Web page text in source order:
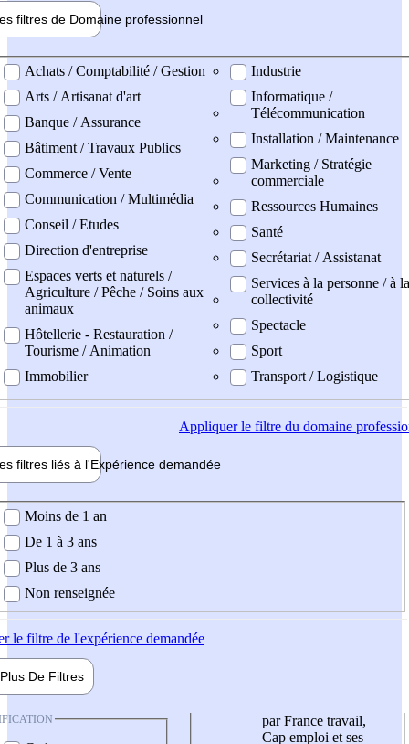
filtres de Domaine professionnel
professionel
Achats / Comptabilité / Gestion
Arts / Artisanat d'art
Banque / Assurance
Bâtiment / Travaux Publics
Commerce / Vente
Communication / Multimédia
Conseil / Etudes
Direction d'entreprise
Espaces verts et naturels /
Agriculture / Pêche / Soins aux
animaux
Hôtellerie - Restauration /
Tourisme / Animation
Immobilier
Industrie
Informatique /
Télécommunication
Installation / Maintenance
Marketing / Stratégie
commerciale
Ressources Humaines
Santé
Secrétariat / Assistanat
Services à la personne / à la
collectivité
Spectacle
Sport
Transport / Logistique
Appliquerle filtre du domaine
filtres liés à l'Expérience demandée
demandée
Moins de 1 an
De 1 à 3 ans
Plus de 3 ans
Non renseignée
le filtre de l'expérience demandée
Plus De Filtres
par France travail,
Cap emploi et ses